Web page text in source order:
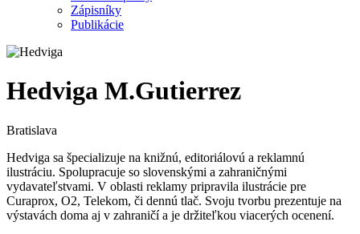
Zápisníky
Publikácie
Hedviga M.Gutierrez
Bratislava
Hedviga sa špecializuje na knižnú, editoriálovú a reklamnú
ilustráciu. Spolupracuje so slovenskými a zahraničnými
vydavateľstvami. V oblasti reklamy pripravila ilustrácie pre
Curaprox, O2, Telekom, či dennú tlač. Svoju tvorbu prezentuje na
výstavách doma aj v zahraničí a je držiteľkou viacerých ocenení.